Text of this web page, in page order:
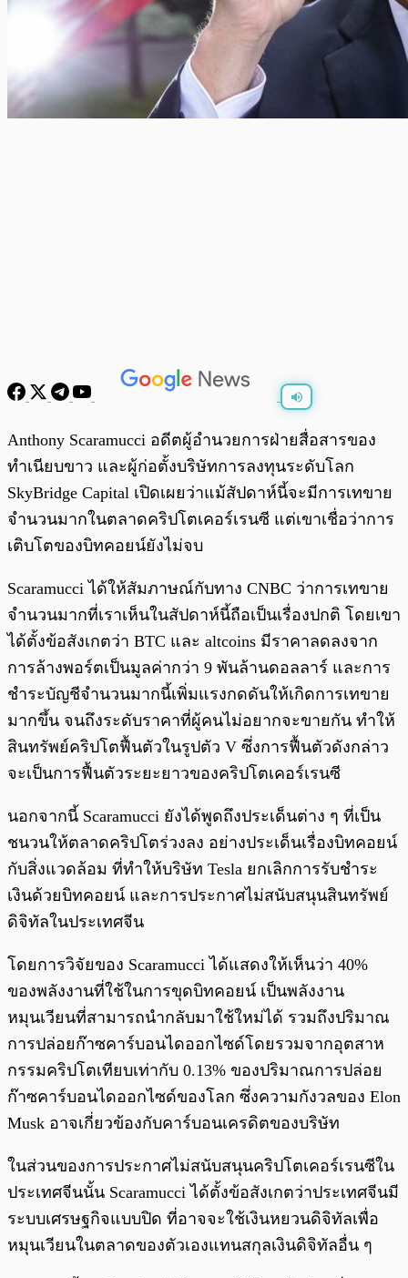
0:00
Anthony Scaramucci อดีตผู้อำนวยการฝ่ายสื่อสารของ
ทำเนียบขาว และผู้ก่อตั้งบริษัทการลงทุนระดับโลก
SkyBridge Capital เปิดเผยว่าแม้สัปดาห์นี้จะมีการเทขาย
จำนวนมากในตลาดคริปโตเคอร์เรนซี แต่เขาเชื่อว่าการ
เติบโตของบิทคอยน์ยังไม่จบ
Scaramucci ได้ให้สัมภาษณ์กับทาง CNBC ว่าการเทขาย
จำนวนมากที่เราเห็นในสัปดาห์นี้ถือเป็นเรื่องปกติ โดยเขา
ได้ตั้งข้อสังเกตว่า BTC และ altcoins มีราคาลดลงจาก
การล้างพอร์ตเป็นมูลค่ากว่า 9 พันล้านดอลลาร์ และการ
ชำระบัญชีจำนวนมากนี้เพิ่มแรงกดดันให้เกิดการเทขาย
มากขึ้น จนถึงระดับราคาที่ผู้คนไม่อยากจะขายกัน ทำให้
สินทรัพย์คริปโตฟื้นตัวในรูปตัว V ซึ่งการฟื้นตัวดังกล่าว
จะเป็นการฟื้นตัวระยะยาวของคริปโตเคอร์เรนซี
นอกจากนี้ Scaramucci ยังได้พูดถึงประเด็นต่าง ๆ ที่เป็น
ชนวนให้ตลาดคริปโตร่วงลง อย่างประเด็นเรื่องบิทคอยน์
กับสิ่งแวดล้อม ที่ทำให้บริษัท Tesla ยกเลิกการรับชำระ
เงินด้วยบิทคอยน์ และการประกาศไม่สนับสนุนสินทรัพย์
ดิจิทัลในประเทศจีน
โดยการวิจัยของ Scaramucci ได้แสดงให้เห็นว่า 40%
ของพลังงานที่ใช้ในการขุดบิทคอยน์ เป็นพลังงาน
หมุนเวียนที่สามารถนำกลับมาใช้ใหม่ได้ รวมถึงปริมาณ
การปล่อยก๊าซคาร์บอนไดออกไซด์โดยรวมจากอุตสาห
กรรมคริปโตเทียบเท่ากับ 0.13% ของปริมาณการปล่อย
ก๊าซคาร์บอนไดออกไซด์ของโลก ซึ่งความกังวลของ Elon
Musk อาจเกี่ยวข้องกับคาร์บอนเครดิตของบริษัท
ในส่วนของการประกาศไม่สนับสนุนคริปโตเคอร์เรนซีใน
ประเทศจีนนั้น Scaramucci ได้ตั้งข้อสังเกตว่าประเทศจีนมี
ระบบเศรษฐกิจแบบปิด ที่อาจจะใช้เงินหยวนดิจิทัลเพื่อ
หมุนเวียนในตลาดของตัวเองแทนสกุลเงินดิจิทัลอื่น ๆ